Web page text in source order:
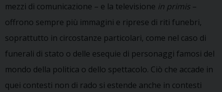
mezzi di comunicazione – e la televisione in primis –
offrono sempre più immagini e riprese di riti funebri,
soprattutto in circostanze particolari, come nel caso di
funerali di stato o delle esequie di personaggi famosi del
mondo della politica o dello spettacolo. Ciò che accade in
quei contesti non di rado si estende anche in contesti